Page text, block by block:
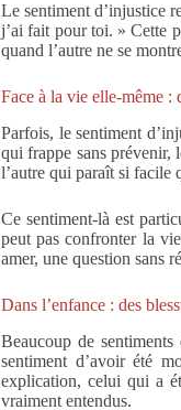
Le sentiment d’injustice
j’ai fait pour toi. » Cette
quand l’autre ne se
Face à la vie elle-même :
Parfois, le sentiment
qui frappe sans prévenir,
l’autre qui paraît si facile
Ce sentiment-là est
peut pas confronter la
amer, une question sans
Dans l’enfance : des
Beaucoup de
sentiment d’avoir été
explication, celui qui a
vraiment entendus.